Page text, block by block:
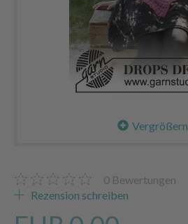
Vergrößern
0 Bewertungen
Rezension schreiben